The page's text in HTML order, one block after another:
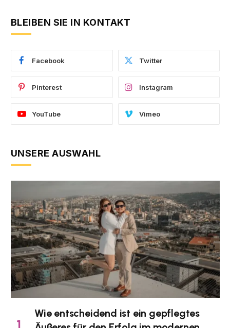
BLEIBEN SIE IN KONTAKT
Facebook Twitter
Pinterest Instagram
YouTube Vimeo
UNSERE AUSWAHL
Wie entscheidend ist ein gepflegtes